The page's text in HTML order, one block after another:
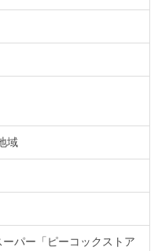
域
パー「ピーコックストア